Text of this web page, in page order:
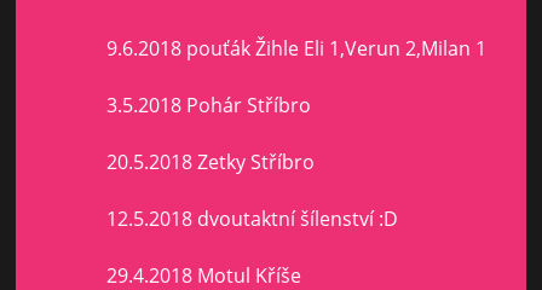
9.6.2018 pouťák Žihle Eli 1,Verun 2,Milan 1
3.5.2018 Pohár Stříbro
20.5.2018 Zetky Stříbro
12.5.2018 dvoutaktní šílenství :D
29.4.2018 Motul Kříše